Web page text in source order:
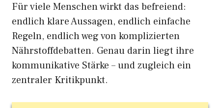
Für viele Menschen wirkt das befreiend:
endlich klare Aussagen, endlich einfache
Regeln, endlich weg von komplizierten
Nährstoffdebatten. Genau darin liegt ihre
kommunikative Stärke – und zugleich ein
zentraler Kritikpunkt.